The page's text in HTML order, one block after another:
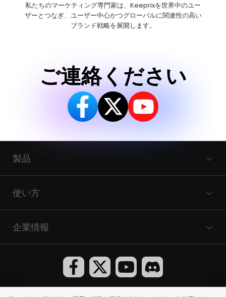
私たちのマーケティング専門家は、Keeprixを世界中のユー
ザーとつなぎ、ユーザー中心かつグローバルに関連性の高い
ブランド戦略を展開します。
ご連絡ください
製品
使い方
企業情報